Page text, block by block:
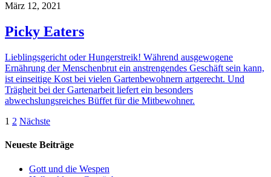
März 12, 2021
Picky Eaters
Lieblingsgericht oder Hungerstreik! Während ausgewogene
Ernährung der Menschenbrut ein anstrengendes Geschäft sein kann,
ist einseitige Kost bei vielen Gartenbewohnern artgerecht. Und
Trägheit bei der Gartenarbeit liefert ein besonders
abwechslungsreiches Büffet für die Mitbewohner.
Seitennummerierung
der
1 2 Nächste
Neueste Beiträge
Gott und die Wespen